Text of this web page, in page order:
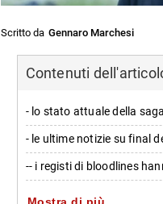
Scritto da Gennaro Marchesi
Contenuti
- lo stato attuale della
- le ultime notizie su final
-- i registi di bloodlines
- non ancora confermato